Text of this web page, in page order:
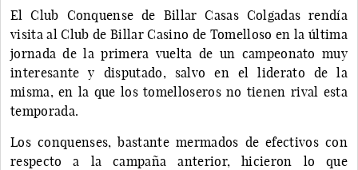
El Club Conquense de Billar Casas Colgadas rendía
visita al Club de Billar Casino de Tomelloso en la última
jornada de la primera vuelta de un campeonato muy
interesante y disputado, salvo en el liderato de la
misma, en la que los tomelloseros no tienen rival esta
temporada.
Los conquenses, bastante mermados de efectivos con
respecto a la campaña anterior, hicieron lo que